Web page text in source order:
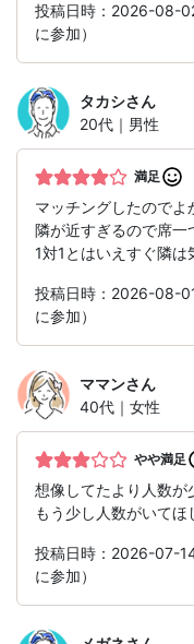
投稿日時：2026-08-
に参加）
タカシさん
20代｜男性
満足
マッチングしたのでよ
隣が近すぎるので席一
1対1とはいえすぐ隣は
投稿日時：2026-08-
に参加）
ママンさん
40代｜女性
やや満足
想像してたより人数が
もう少し人数がいてほ
投稿日時：2026-07-
に参加）